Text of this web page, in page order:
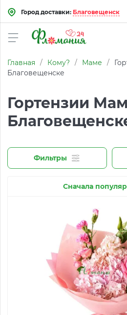
Город доставки: Благовещенск
Главная / Кому? / Маме /
Благовещенске
Гортензии
Фильтры
Сначала